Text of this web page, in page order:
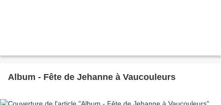
Album - Fête de Jehanne à Vaucouleurs